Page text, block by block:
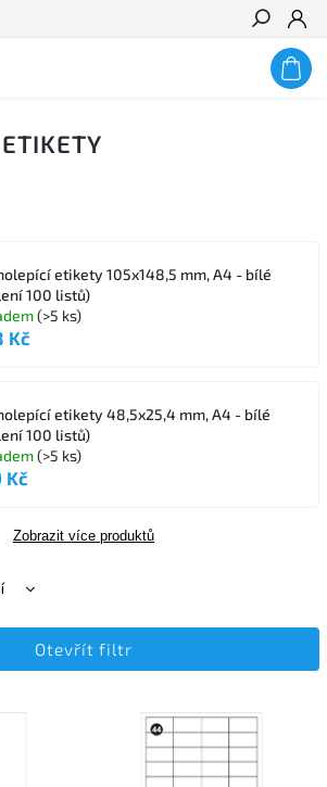
Hledat
etikety 105x148,5 mm, A4 - bílé
100 listů)
(>5 ks)
Kč
etikety 48,5x25,4 mm, A4 - bílé
100 listů)
(>5 ks)
Kč
Zobrazit více produktů
Otevřít filtr